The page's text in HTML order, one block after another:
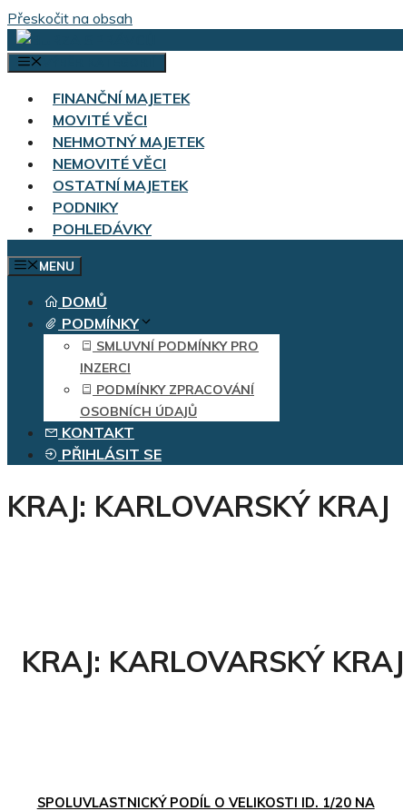
Přeskočit na obsah
FINANČNÍ MAJETEK
MOVITÉ VĚCI
NEHMOTNÝ MAJETEK
NEMOVITÉ VĚCI
OSTATNÍ MAJETEK
PODNIKY
POHLEDÁVKY
MENU
DOMŮ
PODMÍNKY
SMLUVNÍ PODMÍNKY PRO
INZERCI
PODMÍNKY ZPRACOVÁNÍ
OSOBNÍCH ÚDAJŮ
KONTAKT
PŘIHLÁSIT SE
KRAJ: KARLOVARSKÝ KRAJ
KRAJ: KARLOVARSKÝ KRAJ
SPOLUVLASTNICKÝ PODÍL O VELIKOSTI ID. 1/20 NA